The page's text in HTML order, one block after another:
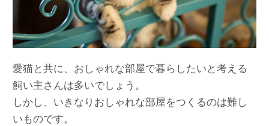
愛猫と共に、おしゃれな部屋で暮らしたいと考える
飼い主さんは多いでしょう。
しかし、いきなりおしゃれな部屋をつくるのは難し
いものです。